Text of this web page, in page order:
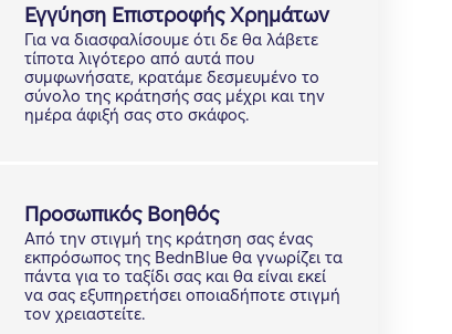
Εγγύηση Επιστροφής Χρημάτων
Για να διασφαλίσουμε ότι δε θα λάβετε
τίποτα λιγότερο από αυτά που
συμφωνήσατε, κρατάμε δεσμευμένο το
σύνολο της κράτησής σας μέχρι και την
ημέρα άφιξή σας στο σκάφος.
Προσωπικός Βοηθός
Από την στιγμή της κράτηση σας ένας
εκπρόσωπος της BednBlue θα γνωρίζει τα
πάντα για το ταξίδι σας και θα είναι εκεί
να σας εξυπηρετήσει οποιαδήποτε στιγμή
τον χρειαστείτε.